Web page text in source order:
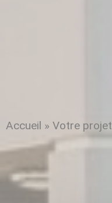
Accueil » Votre projet